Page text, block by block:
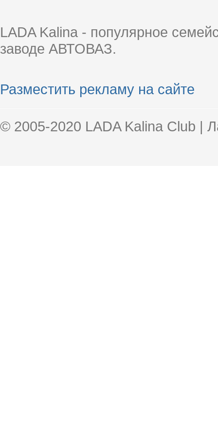
LADA Kalina - популярное
заводе АВТОВАЗ.
Разместить рекламу на сайте
© 2005-2020 LADA Kalina Club |